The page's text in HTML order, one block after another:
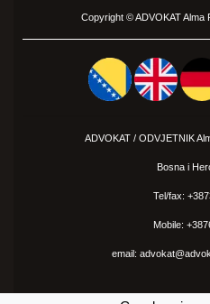
Copyright ©ADVOKATAlma
ADVOKAT / ODVJETNIK
Bosna i
Tel/fax:
Mobile:
email: